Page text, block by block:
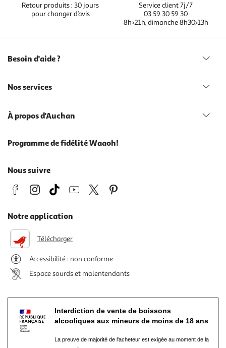
Retour produits : 30 jours
pour changer d’avis
Service client 7j/7
03 59 30 59 30
8h>21h, dimanche 8h30>13h
Besoin d'aide ?
Nos services
À propos d'Auchan
Programme de fidélité Waaoh!
Nous suivre
Notre application
Télécharger
Accessibilité : non conforme
Espace sourds et malentendants
Interdiction de vente de boissons
alcooliques aux mineurs de moins de 18 ans
La preuve de majorité de l'acheteur est exigée au moment de la